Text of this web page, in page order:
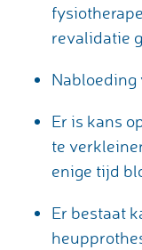
revalidatie
Nabloeding
Er is kans
te
enige tijd
Er bestaat